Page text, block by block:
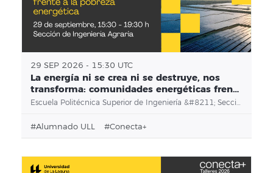
29 SEP 2026 - 15:30 UTC
La energía ni se crea ni se destruye, nos
transforma: comunidades energéticas frente
a la pobreza energética
Escuela Politécnica Superior de Ingeniería &#8211; Sección de Ingeniería Agraria
#alumnado ULL #conecta+